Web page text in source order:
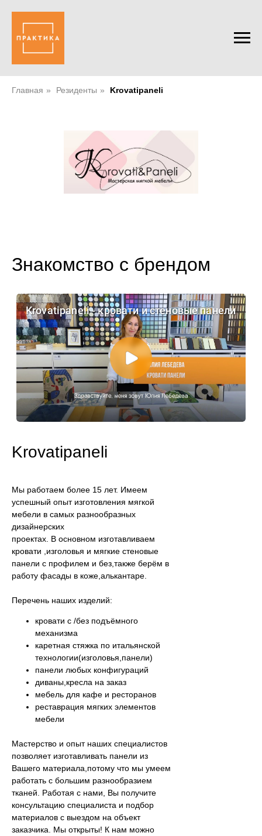
Главная » Резиденты » Krovatipaneli
Знакомство с брендом
Мы работаем более 15 лет. Имеем
успешный опыт изготовления мягкой
мебели в самых разнообразных
дизайнерских
проектах. В основном изготавливаем
кровати ,изголовья и мягкие стеновые
панели с профилем и без,также берём в
работу фасады в коже,алькантаре.
Перечень наших изделий:
кровати с /без подъёмного
механизма
каретная стяжка по итальянской
технологии(изголовья,панели)
панели любых конфигураций
диваны,кресла на заказ
мебель для кафе и ресторанов
реставрация мягких элементов
мебели
Мастерство и опыт наших специалистов
позволяет изготавливать панели из
Вашего материала,потому что мы умеем
работать с большим разнообразием
тканей. Работая с нами, Вы получите
консультацию специалиста и подбор
материалов с выездом на объект
заказчика. Мы открыты! К нам можно
Krovatipaneli